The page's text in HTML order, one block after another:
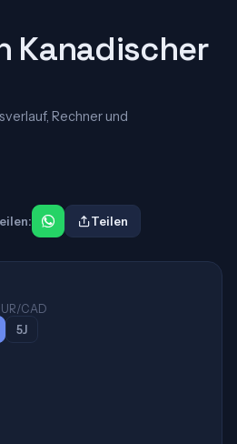
Kanadischer
Rechner und
Teilen
CAD
5J